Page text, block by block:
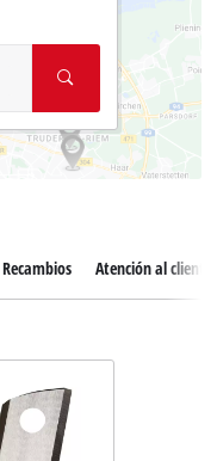
Recambios Atención al cliente